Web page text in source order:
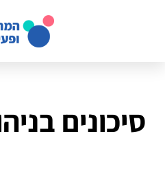
סיכונים